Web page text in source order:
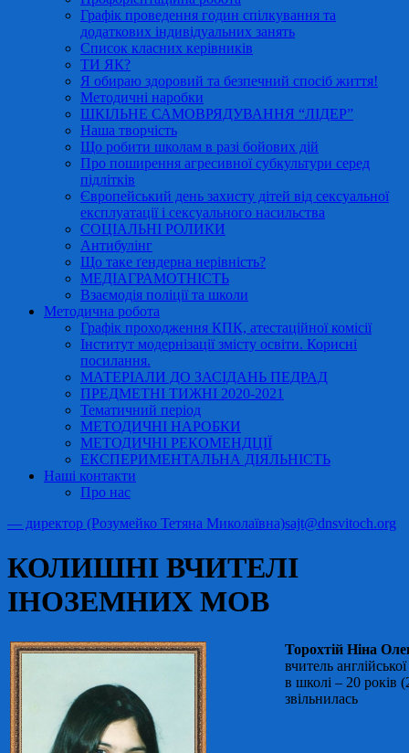
Графік проведення годин спілкування та
додаткових індивідуальних занять
Список класних керівників
ТИ ЯК?
Я обираю здоровий та безпечний спосіб життя!
Методичні наробки
ШКІЛЬНЕ САМОВРЯДУВАННЯ “ЛІДЕР”
Наша творчість
Що робити школам в разі бойових дій
Про поширення агресивної субкультури серед
підлітків
Європейський день захисту дітей від сексуальної
експлуатації і сексуального насильства
СОЦІАЛЬНІ РОЛИКИ
Антибулінг
Що таке ґендерна нерівність?
МЕДІАГРАМОТНІСТЬ
Взаємодія поліції та школи
Методична робота
Графік проходження КПК, атестаційної комісії
Інститут модернізації змісту освіти. Корисні
посилання.
МАТЕРІАЛИ ДО ЗАСІДАНЬ ПЕДРАД
ПРЕДМЕТНІ ТИЖНІ 2020-2021
Тематичний період
МЕТОДИЧНІ НАРОБКИ
МЕТОДИЧНІ РЕКОМЕНДЦІЇ
ЕКСПЕРИМЕНТАЛЬНА ДІЯЛЬНІСТЬ
Наші контакти
Про нас
— директор (Розумейко Тетяна Миколаївна)sajt@dnsvitoch.org
КОЛИШНІ ВЧИТЕЛІ
ІНОЗЕМНИХ МОВ
Торохтій Ніна
вчитель
в школі – 20 років
звільнилась